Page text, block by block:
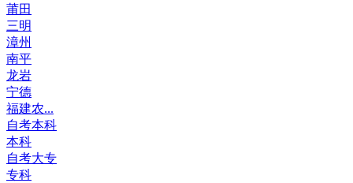
莆田
三明
漳州
南平
龙岩
宁德
福建农...
自考本科
本科
自考大专
专科